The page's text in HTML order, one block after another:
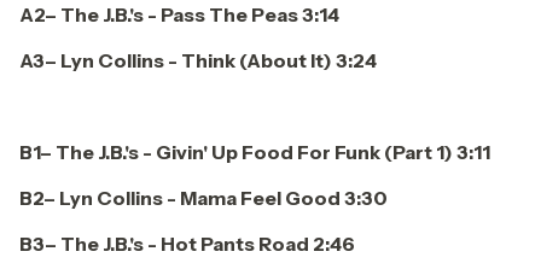
A2– The J.B.'s - Pass The Peas 3:14
A3– Lyn Collins - Think (About It) 3:24
B1– The J.B.'s - Givin' Up Food For Funk (Part 1) 3:11
B2– Lyn Collins - Mama Feel Good 3:30
B3– The J.B.'s - Hot Pants Road 2:46